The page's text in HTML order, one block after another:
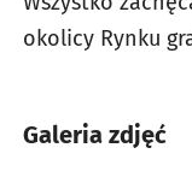
okolicy Rynku
Galeria zdjęć